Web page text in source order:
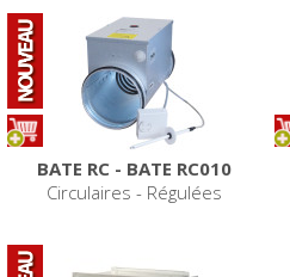
BATE RC - BATE RC010
Circulaires - Régulées